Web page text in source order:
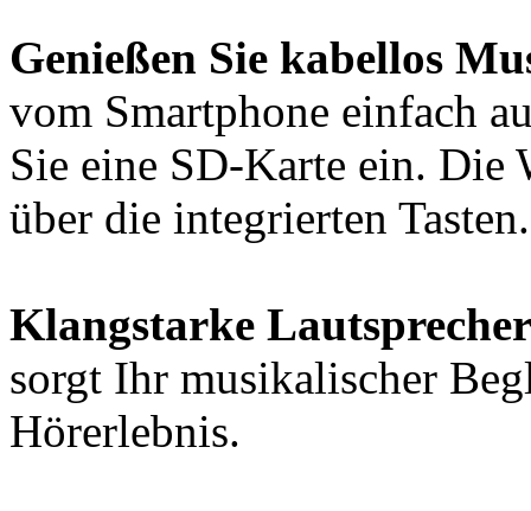
Genießen Sie kabellos
vom Smartphone einfach
Sie eine SD-Karte ein. Die
über die integrierten Tasten.
Klangstarke
sorgt Ihr musikalischer
Hörerlebnis.